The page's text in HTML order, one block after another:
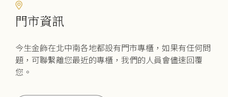
門市資訊
今生金飾在北中南各地都設有門市專櫃，如果有任何問
題，可聯繫離您最近的專櫃，我們的人員會儘速回覆
您。